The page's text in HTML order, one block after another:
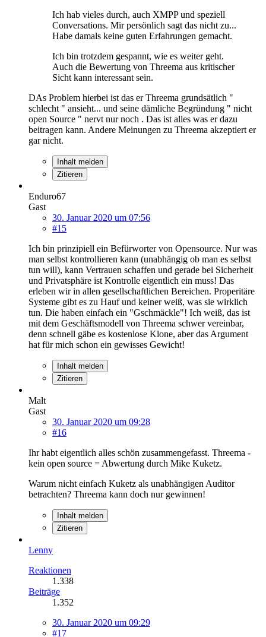
Ich hab vieles durch, auch XMPP und speziell
Conversations. Mir persönlich sagt das nicht zu...
Habe damals keine guten Erfahrungen gemacht.
Ich bin trotzdem gespannt, wie es weiter geht.
Auch die Bewertung von Threema aus kritischer
Sicht kann interessant sein.
DAs Problem hierbei ist das er Threema grundsätlich "
schlecht " ansieht... und seine dämliche Begründung " nicht
open Source " nervt nur noch . Das ist alles was er dazu
beitragen kann. Andere Meinungen zu Threema akzeptiert er
gar nicht.
Inhalt melden
Zitieren
Enduro67
Gast
30. Januar 2020 um 07:56
#15
Ich bin prinzipiell ein Befürworter von Opensource. Nur was
man selbst kontrollieren kann (unabhängig ob man es selbst
tun will), kann Vertrauen schaffen und gerade bei Sicherheit
und Privatsphäre ist Kontrolle eigentlich ein muss! Das
erleben wir in allen gesellschaftlichen Bereichen. Properitäre
Systeme gibt es zu Hauf und keiner weiß, was sie wirklich
tun. Die haben einfach ein "Gschmäckle"! Ich weiß, das ist
mit dem Geschäftsmodell von Threema schwer vereinbar,
denn schnell gäbe es kostenlose Klone, aber das Argument
hat für mich schon ein gewisses Gewicht!
Inhalt melden
Zitieren
Malt
Gast
30. Januar 2020 um 09:28
#16
Ihr habt eigentlich alles schön zusammengefasst. Threema -
kein open source = Abwertung durch Mike Kuketz.
Warum nicht einfach Kuketz als unabhängigen Auditor
betrachten? Threema kann doch nur gewinnen!
Inhalt melden
Zitieren
Lenny
Reaktionen
1.338
Beiträge
1.352
30. Januar 2020 um 09:29
#17